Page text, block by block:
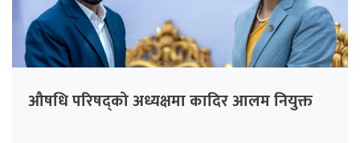
औषधि परिषद्को अध्यक्षमा कादिर आलम नियुक्त